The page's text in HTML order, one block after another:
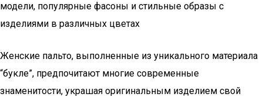
модели, популярные фасоны и стильные образы с
изделиями в различных цветах
Женские пальто, выполненные из уникального материала
“букле”, предпочитают многие современные
знаменитости, украшая оригинальным изделием свой